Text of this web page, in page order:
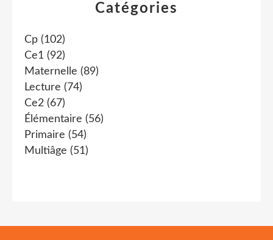
Catégories
Cp (102)
Ce1 (92)
Maternelle (89)
Lecture (74)
Ce2 (67)
Élémentaire (56)
Primaire (54)
Multiâge (51)